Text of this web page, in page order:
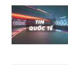
Cựu Tổng